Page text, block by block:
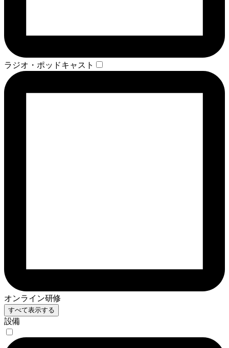
ラジオ・ポッドキャスト
オンライン研修
すべて表示する
設備